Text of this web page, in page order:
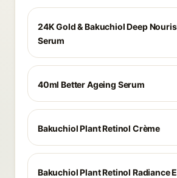
24K Gold & Bakuchiol Deep
Serum
40ml Better Ageing Serum
Bakuchiol Plant Retinol Crème
Bakuchiol Plant Retinol Radiance